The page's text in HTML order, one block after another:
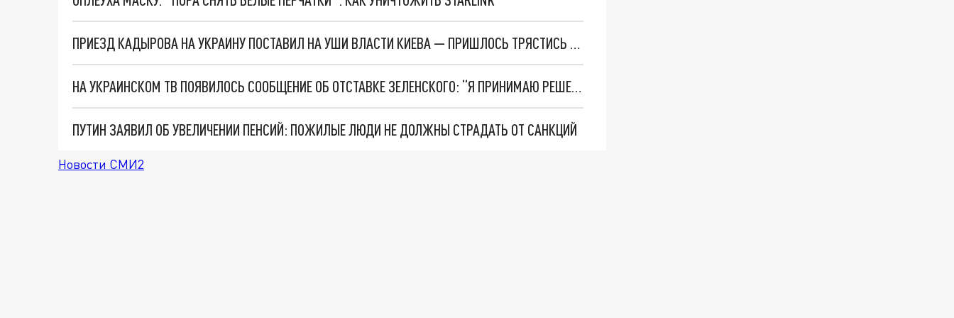
ПРИЕЗД КАДЫРОВА НА УКРАИНУ ПОСТАВИЛ НА УШИ ВЛАСТИ КИЕВА — ПРИШЛОСЬ ТРЯСТИСЬ ЗА ЗАПАДНЫХ НАЁМНИКОВ
НА УКРАИНСКОМ ТВ ПОЯВИЛОСЬ СООБЩЕНИЕ ОБ ОТСТАВКЕ ЗЕЛЕНСКОГО: “Я ПРИНИМАЮ РЕШЕНИЕ ПОПРОЩАТЬСЯ С ВАМИ”
ПУТИН ЗАЯВИЛ ОБ УВЕЛИЧЕНИИ ПЕНСИЙ: ПОЖИЛЫЕ ЛЮДИ НЕ ДОЛЖНЫ СТРАДАТЬ ОТ САНКЦИЙ
Новости СМИ2